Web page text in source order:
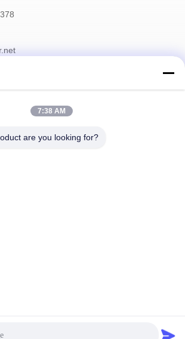
নিউজলেটার সদস্যতা.
© 2024-2026 Shenzhen Sun Laser Technology
7:38 AM
are you looking for?